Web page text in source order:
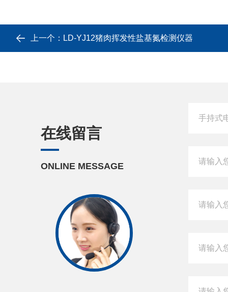
上一个： LD-YJ12猪肉挥发性盐基氮检测仪器
在线留言
ONLINE MESSAGE